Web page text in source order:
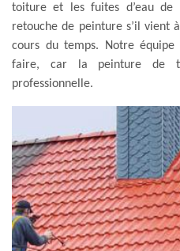
toiture et les fuites d’eau
retouche de peinture s’il vient
cours du temps. Notre
faire, car la peinture de
professionnelle.